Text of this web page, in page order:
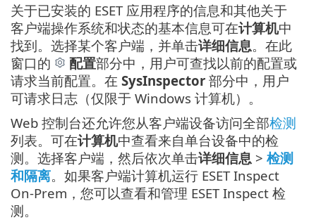
关于已安装的 ESET 应用程序的信息和其他关于
客户端操作系统和状态的基本信息可在计算机中
找到。选择某个客户端，并单击详细信息。在此
窗口的
配置部分中，用户可查找以前的配置或
请求当前配置。在 SysInspector 部分中，用户
可请求日志（仅限于 Windows 计算机）。
Web 控制台还允许您从客户端设备访问全部检测
列表。可在计算机中查看来自单台设备中的检
测。选择客户端，然后依次单击详细信息 > 检测
和隔离。如果客户端计算机运行 ESET Inspect
On-Prem，您可以查看和管理 ESET Inspect 检
测。